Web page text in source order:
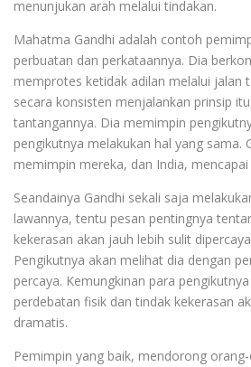
menunjukan arah melalui tindakan.
Mahatma Gandhi adalah contoh
perbuatan dan perkataannya. Dia
memprotes ketidak adilan melalui jalan
secara konsisten menjalankan prinsip
tantangannya. Dia memimpin
pengikutnya melakukan hal yang sama.
memimpin mereka, dan India,
Seandainya Gandhi sekali saja
lawannya, tentu pesan pentingnya
kekerasan akan jauh lebih sulit
Pengikutnya akan melihat dia dengan
percaya. Kemungkinan para
perdebatan fisik dan tindak kekerasan
dramatis.
Pemimpin yang baik, mendorong